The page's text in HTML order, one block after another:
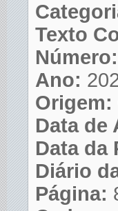
Texto
Número:
Ano:
Origem:
Data de
Data da
Diário
Página: